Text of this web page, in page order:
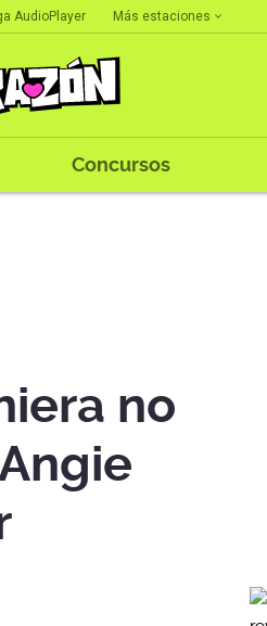
AudioPlayer Más estaciones
Concursos
no